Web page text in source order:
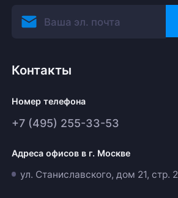
Контакты
Номер телефона
+7 (495) 255-33-53
Адреса офисов в г. Москве
ул. Станиславского, дом 21, стр. 2